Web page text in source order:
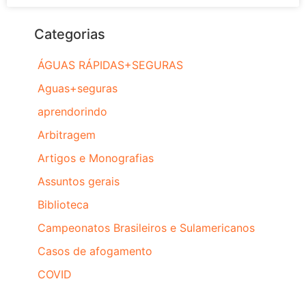
Categorias
ÁGUAS RÁPIDAS+SEGURAS
Aguas+seguras
aprendorindo
Arbitragem
Artigos e Monografias
Assuntos gerais
Biblioteca
Campeonatos Brasileiros e Sulamericanos
Casos de afogamento
COVID